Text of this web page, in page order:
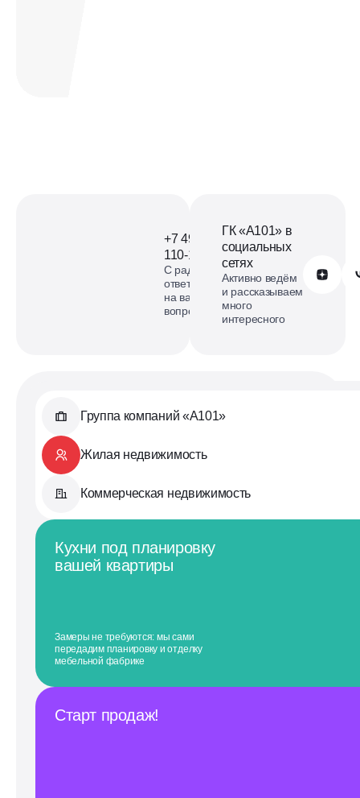
+7 499
110-18-73
С радостью
ответим
на ваши
вопросы
Обратиться в А101
ГК «А101» в
социальных
сетях
Активно ведём
и рассказываем
много
интересного
Группа компаний «А101»
Жилая недвижимость
Коммерческая недвижимость
Кухни под планировку
вашей квартиры
Замеры не требуются: мы сами
передадим планировку и отделку
мебельной фабрике
Старт продаж!